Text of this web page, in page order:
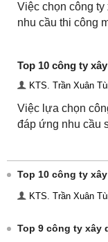
Việc chọn công
nhu cầu thi công
Top 10 công ty
KTS. Trần Xuân
Việc lựa chọn
đáp ứng nhu cầu
Top 10 công ty
KTS. Trần Xuân
Top 9 công ty xây